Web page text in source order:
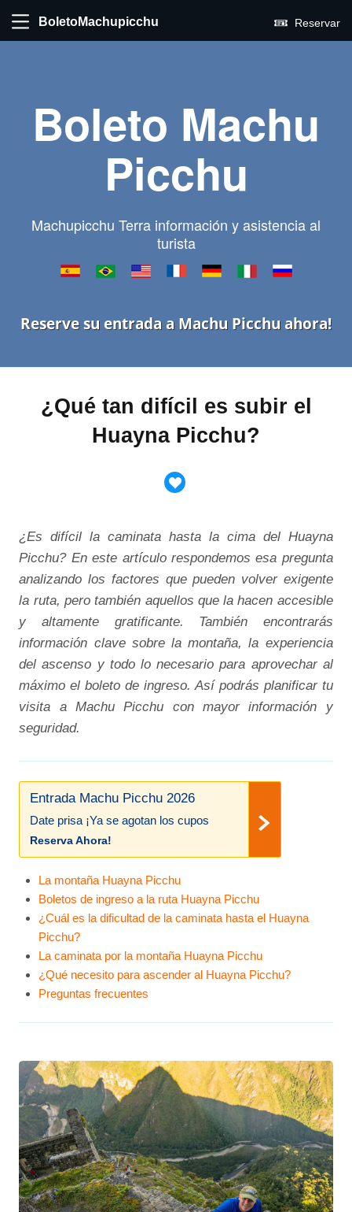
BoletoMachupicchu Reservar
Boleto Machu
Picchu
Machupicchu Terra información y asistencia al
turista
Reserve su entrada a Machu Picchu ahora!
¿Qué tan difícil es subir el
Huayna Picchu?
¿Es difícil la caminata hasta la cima del Huayna
Picchu? En este artículo respondemos esa pregunta
analizando los factores que pueden volver exigente
la ruta, pero también aquellos que la hacen accesible
y altamente gratificante. También encontrarás
información clave sobre la montaña, la experiencia
del ascenso y todo lo necesario para aprovechar al
máximo el boleto de ingreso. Así podrás planificar tu
visita a Machu Picchu con mayor información y
seguridad.
Entrada Machu Picchu 2026
Date prisa ¡Ya se agotan los cupos
Reserva Ahora!
La montaña Huayna Picchu
Boletos de ingreso a la ruta Huayna Picchu
¿Cuál es la dificultad de la caminata hasta el Huayna
Picchu?
La caminata por la montaña Huayna Picchu
¿Qué necesito para ascender al Huayna Picchu?
Preguntas frecuentes